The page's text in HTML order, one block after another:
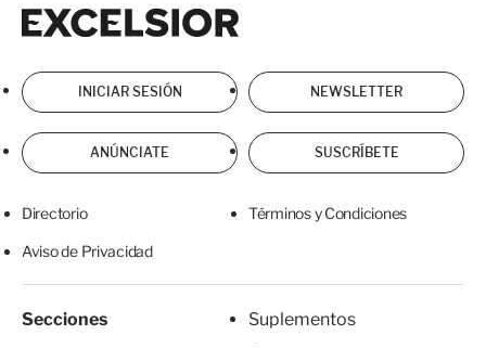
INICIAR SESIÓN NEWSLETTER
ANÚNCIATE SUSCRÍBETE
Directorio Términos y Condiciones
Aviso de Privacidad
Secciones
Suplementos